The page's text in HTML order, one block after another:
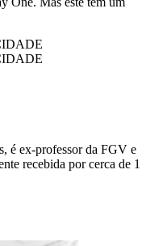
é ex-professor da FGV e
recebida por cerca de 1